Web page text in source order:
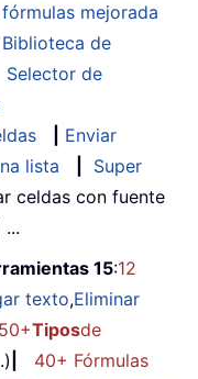
mejorada
Biblioteca de
Selector de
Enviar
lista
Super
celdas con fuente
15:12
texto,Eliminar
50+Tiposde
40+ Fórmulas